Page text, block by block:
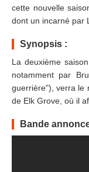
cette nouvelle
dont un incarné par
Synopsis :
La deuxième
notamment par
guerrière"), verra le
de Elk Grove, où il
Bande